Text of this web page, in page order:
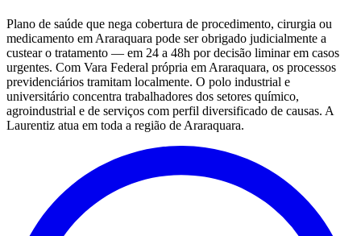
Plano de saúde que nega cobertura de procedimento, cirurgia ou
medicamento em Araraquara pode ser obrigado judicialmente a
custear o tratamento — em 24 a 48h por decisão liminar em casos
urgentes. Com Vara Federal própria em Araraquara, os processos
previdenciários tramitam localmente. O polo industrial e
universitário concentra trabalhadores dos setores químico,
agroindustrial e de serviços com perfil diversificado de causas. A
Laurentiz atua em toda a região de Araraquara.